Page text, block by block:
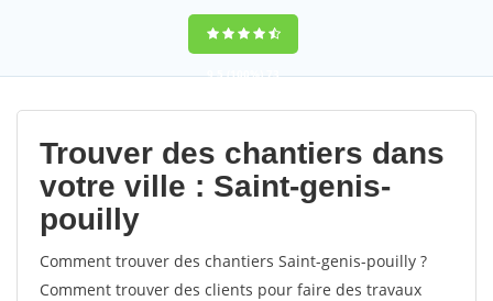
9,5(100%)73
votes
Trouver des chantiers dans
votre ville : Saint-genis-
pouilly
Comment trouver des chantiers Saint-genis-pouilly ?
Comment trouver des clients pour faire des travaux